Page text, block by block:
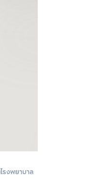
โรงพยาบาล